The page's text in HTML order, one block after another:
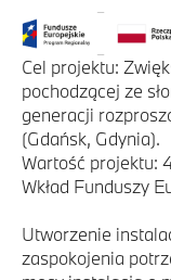
Cel projektu:
pochodzącej ze
generacji
(Gdańsk, Gdynia).
Wartość projektu:
Wkład Funduszy
Utworzenie
zaspokojenia